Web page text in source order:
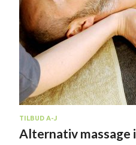
TILBUD A-J
Alternativ massage